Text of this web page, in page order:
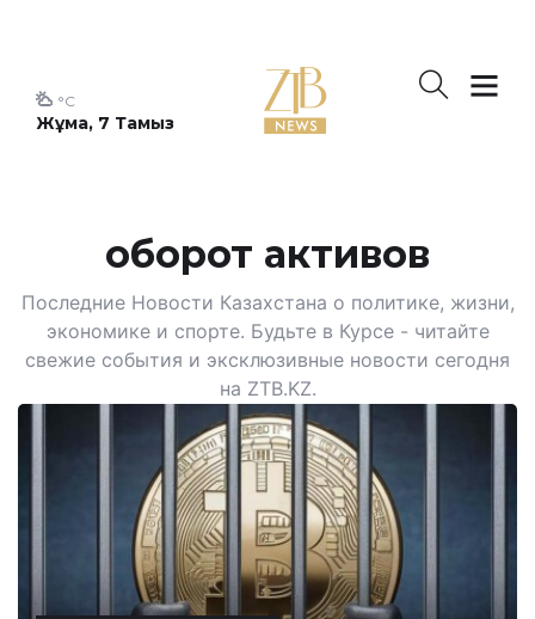
Жұма, 7 Тамыз
°C
оборот активов
Последние Новости Казахстана о политике, жизни,
экономике и спорте. Будьте в Курсе - читайте
свежие события и эксклюзивные новости сегодня
на ZTB.KZ.